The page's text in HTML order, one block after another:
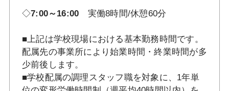
◇7:00～16:00 実働8時間/休憩60分
■上記は学校現場における基本勤務時間です。
配属先の事業所により始業時間・終業時間が多
少前後します。
■学校配属の調理スタッフ職を対象に、1年単